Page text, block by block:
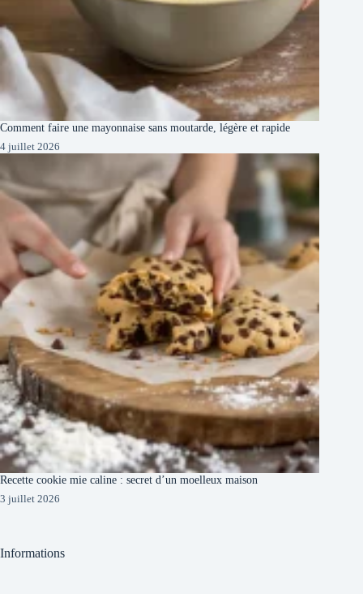
Comment faire une mayonnaise sans moutarde, légère et rapide
4 juillet 2026
Recette cookie mie caline : secret d’un moelleux maison
3 juillet 2026
Informations